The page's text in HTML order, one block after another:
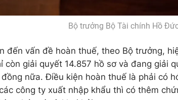
Bộ trưởng Bộ Tài chính Hồ
đến vấn đề hoàn thuế, theo Bộ trưởng,
còn giải quyết 14.857 hồ sơ và đang giải
nữa. Điều kiện hoàn thuế là phải có
công ty xuất nhập khẩu thì có thêm